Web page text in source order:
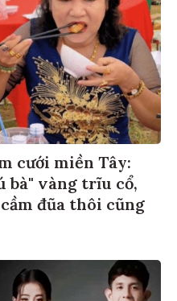
cưới miền Tây:
bà" vàng trĩu cổ,
đũa thôi cũng